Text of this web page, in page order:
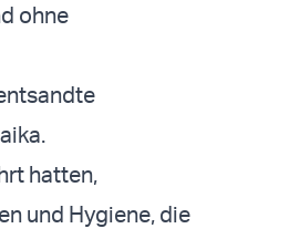
ohne
hatten,
und Hygiene, die